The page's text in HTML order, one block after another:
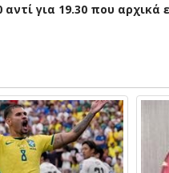
για 19.30 που αρχικά